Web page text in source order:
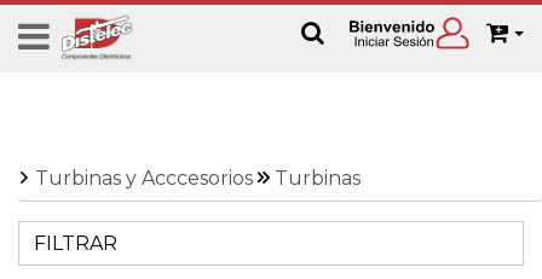
Turbinas y Acccesorios Turbinas
FILTRAR